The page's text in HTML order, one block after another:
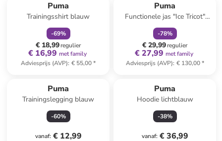
Puma
Trainingsshirt blauw
-69%
€ 18,99regulier
€ 16,99 met family
Adviesprijs (AVP): € 55,00*
Puma
Functionele jas "Ice Tricot"
zwart
-78%
€ 29,99regulier
€ 27,99 met family
Adviesprijs (AVP): € 130,00*
Puma
Trainingslegging blauw
-60%
vanaf: € 12,99
Puma
Hoodie lichtblauw
-38%
vanaf: € 36,99